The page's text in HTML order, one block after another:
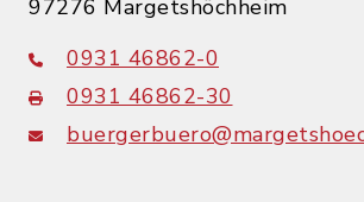
97276 Margetshöchheim
0931 46862-0
0931 46862-30